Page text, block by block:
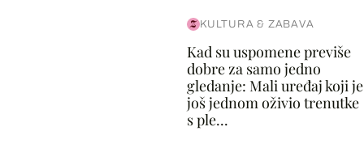
KULTURA & ZABAVA
Kad su uspomene previše
dobre za samo jedno
gledanje: Mali uređaj koji je
još jednom oživio trenutke
s ple...